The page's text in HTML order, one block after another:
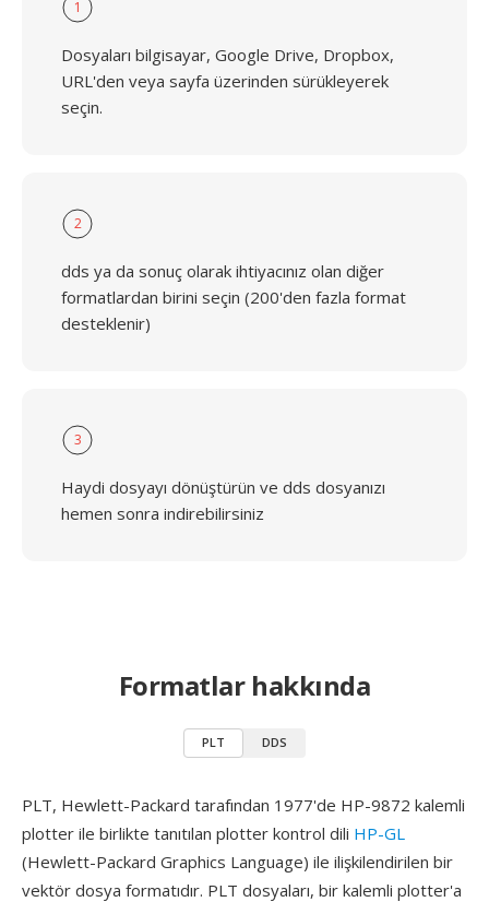
1
Dosyaları bilgisayar, Google Drive, Dropbox,
URL'den veya sayfa üzerinden sürükleyerek
seçin.
2
dds ya da sonuç olarak ihtiyacınız olan diğer
formatlardan birini seçin (200'den fazla format
desteklenir)
3
Haydi dosyayı dönüştürün ve dds dosyanızı
hemen sonra indirebilirsiniz
Formatlar hakkında
PLT DDS
PLT, Hewlett-Packard tarafından 1977'de HP-9872 kalemli
plotter ile birlikte tanıtılan plotter kontrol dili HP-GL
(Hewlett-Packard Graphics Language) ile ilişkilendirilen bir
vektör dosya formatıdır. PLT dosyaları, bir kalemli plotter'a